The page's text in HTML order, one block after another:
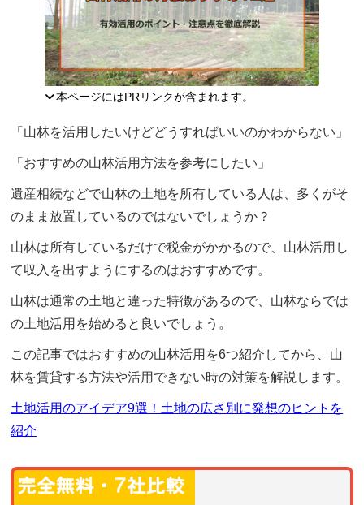
本ページにはPRリンクが含まれます。
「山林を活用したいけどどうすればいいのかわからない」
「おすすめの山林活用方法を参考にしたい」
遺産相続などで山林の土地を所有している人は、多くがそ
のまま放置しているのではないでしょうか？
山林は所有しているだけで税金がかかるので、山林活用し
て収入を出すようにするのはおすすめです。
山林は通常の土地と違った特徴があるので、山林ならでは
の土地活用を始めると良いでしょう。
この記事ではおすすめの山林活用を6つ紹介してから、山
林を賃貸する方法や活用できない時の対策を解説します。
土地活用のアイデア9選！土地の広さ別に発想のヒントを
紹介